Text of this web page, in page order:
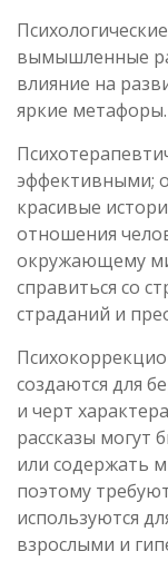
вымышленные
влияние на
яркие метафоры.
эффективными;
красивые
отношения
окружающему
справиться со
страданий и
создаются для
и черт
рассказы могут
или содержать
поэтому
используются
взрослыми и